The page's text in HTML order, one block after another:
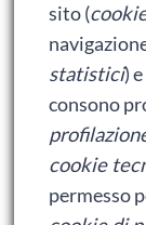
Meta
Accedi
Feed dei
Feed dei
WordPress.org
sito (
statistici)
consono
cookie
permesso